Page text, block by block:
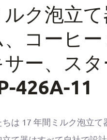
ルク泡立
、コーヒ
サー、ス
426A-11
ちは 17 年間ミルク泡立